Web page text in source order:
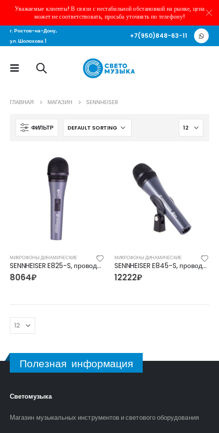
Уважаемые клиенты! В связи с нестабильной обстановкой на рынке, цена
может не соответствовать, просьба уточнять по телефону!
г. Ростов-на-Дону,
ул. Шолохова 1
+7(950)848-63-11
ГЛАВНАЯ МАГАЗИН SENNHEISER
ФИЛЬТР
МИКРОФОНЫ ДИНАМИЧЕСКИЕ
SENNHEISER E825-S, проводной микрофон
8064₽
МИКРОФОНЫ ДИНАМИЧЕСКИЕ
SENNHEISER E845-S, проводной микрофон
12222₽
4700₽ 3500₽ 4700₽ 3500₽
Полезная информация
Светомузыка
Магазин музыкальных инструментов и светового оборудования